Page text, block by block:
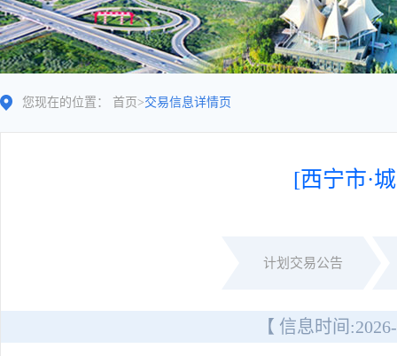
您现在的位置： 首页 >交易信息详情页
[西宁市·
计划交易公告
【 信息时间: